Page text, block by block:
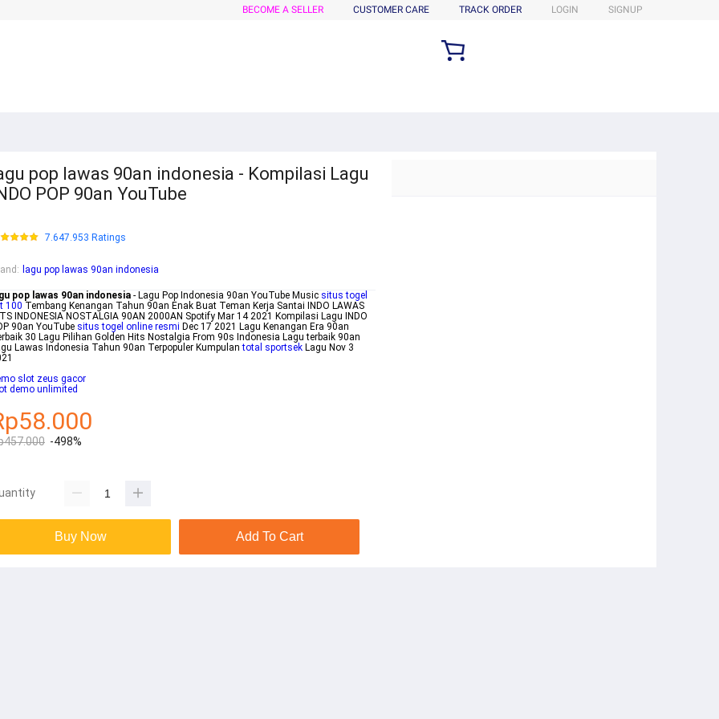
BECOME A SELLER CUSTOMER CARE TRACK ORDER LOGIN SIGNUP
pop lawas 90an indonesia - Kompilasi Lagu
POP 90an YouTube
7.647.953 Ratings
: lagu pop lawas 90an indonesia
pop lawas 90an indonesia - Lagu Pop Indonesia 90an YouTube Music situs togel
100 Tembang Kenangan Tahun 90an Enak Buat Teman Kerja Santai INDO LAWAS
INDONESIA NOSTALGIA 90AN 2000AN Spotify Mar 14 2021 Kompilasi Lagu INDO
90an YouTube situs togel online resmi Dec 17 2021 Lagu Kenangan Era 90an
30 Lagu Pilihan Golden Hits Nostalgia From 90s Indonesia Lagu terbaik 90an
Lawas Indonesia Tahun 90an Terpopuler Kumpulantotal sportsek Lagu Nov 3
slot zeus gacor
demo unlimited
-498%
Buy Now Add To Cart